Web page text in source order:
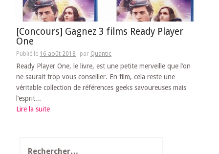
[Concours] Gagnez 3 films Ready Player
One
Publié le 16 août 2018 par Quantic
Ready Player One, le livre, est une petite merveille que l’on
ne saurait trop vous conseiller. En film, cela reste une
véritable collection de références geeks savoureuses mais
l’esprit...
Lire la suite